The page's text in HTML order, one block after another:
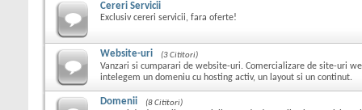
Cereri Servicii
Exclusiv cereri servicii, fara oferte!
Website-uri (3 Cititori)
Vanzari si cumparari de website-uri. Comercializare de site-uri
intelegem un domeniu cu hosting activ, un layout si un continut.
Domenii (8 Cititori)